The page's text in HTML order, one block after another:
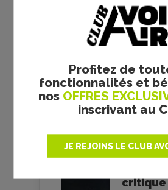
Profitez de
fonctionnalités et
nos OFFRES
inscrivant au
JE REJOINS LE CLUB
-
05/08/2026
Nolan -
05/08/2026
Des
Tokyo -
critique